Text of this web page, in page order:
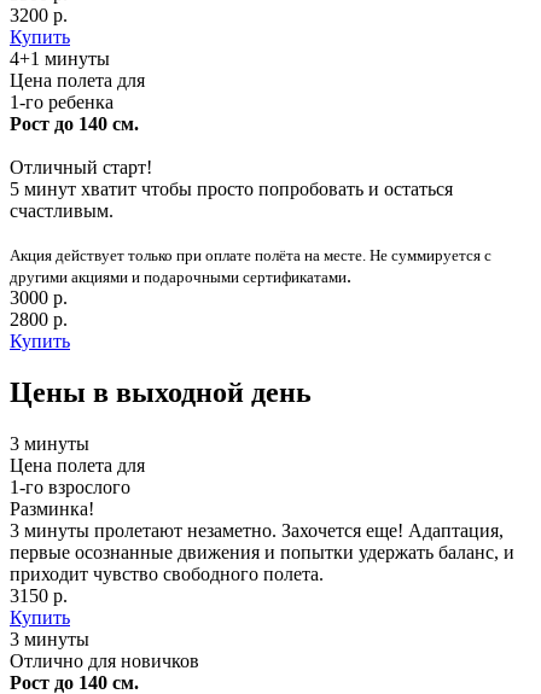
3200 р.
Купить
4+1 минуты
Цена полета для
1-го ребенка
Рост до 140 см.
Отличный старт!
5 минут хватит чтобы просто попробовать и остаться
счастливым.
Акция действует только при оплате полёта на месте. Не суммируется с
другими акциями и подарочными сертификатами.
3000 р.
2800 р.
Купить
Цены в выходной день
3 минуты
Цена полета для
1-го взрослого
Разминка!
3 минуты пролетают незаметно. Захочется еще! Адаптация,
первые осознанные движения и попытки удержать баланс, и
приходит чувство свободного полета.
3150 р.
Купить
3 минуты
Отлично для новичков
Рост до 140 см.